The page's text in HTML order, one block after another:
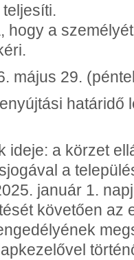
hogy a
május 29.
határidő
ideje: a körzet
a
január 1.
követően az